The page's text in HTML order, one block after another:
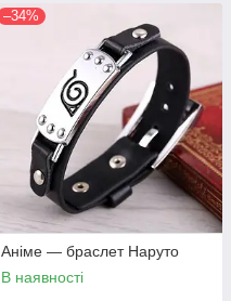
–34%
Аніме — браслет Наруто
В наявності